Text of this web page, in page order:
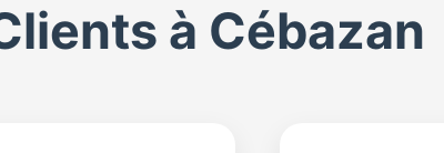
à Cébazan